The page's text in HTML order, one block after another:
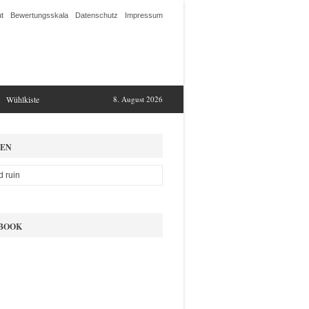
Bewertungsskala Datenschutz Impressum
8. August 2026
Wühlkiste